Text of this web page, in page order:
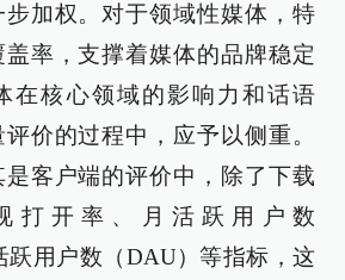
加权。对于领域性媒体，特
率，支撑着媒体的品牌稳定
在核心领域的影响力和话语
价的过程中，应予以侧重。
客户端的评价中，除了下载
打开率、月活跃用户数
跃用户数（DAU）等指标，这